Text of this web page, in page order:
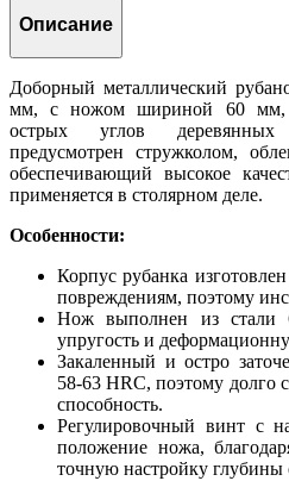
Описание
Доборный металлический
мм, с ножом шириной 60 мм,
острых углов деревянных
предусмотрен стружколом,
обеспечивающий высокое
применяется в столярном деле.
Особенности:
Корпус рубанка
повреждениям, поэтому
Нож выполнен из стали
упругость и
Закаленный и остро
58-63 HRC, поэтому
способность.
Регулировочный винт с
положение ножа,
точную настройку глубины